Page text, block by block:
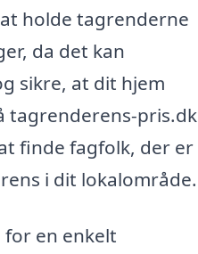
holde tagrenderne
da det kan
sikre, at dit hjem
tagrenderens-pris.dk
finde fagfolk, der er
i dit lokalområde.
en enkelt